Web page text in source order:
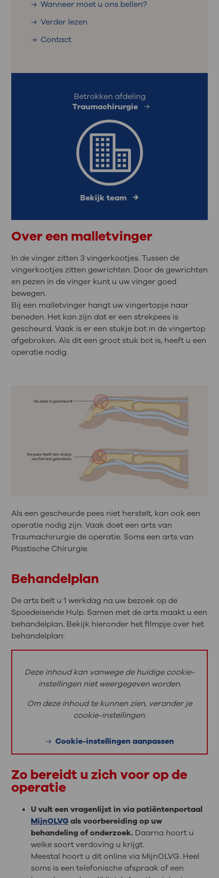
Wanneer moet u ons bellen?
Verder lezen
Contact
Betrokken afdeling
Traumachirurgie
Bekijk team
Over een malletvinger
In de vinger zitten 3 vingerkootjes. Tussen de
vingerkootjes zitten gewrichten. Door de gewrichten
en pezen in de vinger kunt u uw vinger goed
bewegen.
Bij een malletvinger hangt uw vingertopje naar
beneden. Het kan zijn dat er een strekpees is
gescheurd. Vaak is er een stukje bot in de vingertop
afgebroken. Als dit een groot stuk bot is, heeft u een
operatie nodig.
Als een gescheurde pees niet herstelt, kan ook een
operatie nodig zijn. Vaak doet een arts van
Traumachirurgie de operatie. Soms een arts van
Plastische Chirurgie.
Behandelplan
De arts belt u 1 werkdag na uw bezoek op de
Spoedeisende Hulp. Samen met de arts maakt u een
behandelplan. Bekijk hieronder het filmpje over het
behandelplan:
Deze inhoud kan vanwege de huidige cookie-
instellingen niet weergegeven worden.
Om deze inhoud te kunnen zien, verander je
cookie-instellingen.
Cookie-instellingen aanpassen
Zo bereidt u zich voor op de
operatie
U vult een vragenlijst in via patiëntenportaal
MijnOLVGals voorbereiding op uw
behandeling of onderzoek.Daarna hoort u
welke soort verdoving u krijgt.
Meestal hoort u dit online via MijnOLVG. Heel
soms is een telefonische afspraak of een